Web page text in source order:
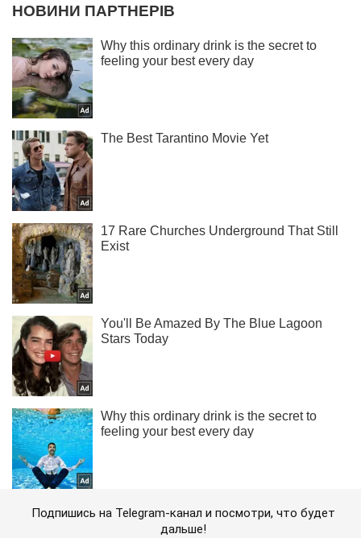
Подпишись на Telegram-канал и посмотри, что будет
дальше!